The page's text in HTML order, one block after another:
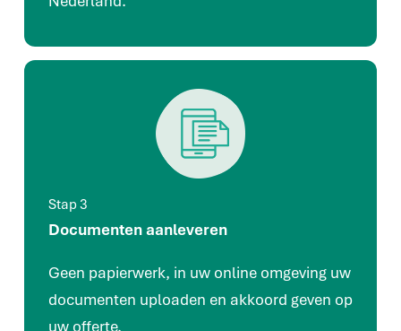
Stap 3
Documenten aanleveren
Geen papierwerk, in uw online omgeving uw
documenten uploaden en akkoord geven op
uw offerte.